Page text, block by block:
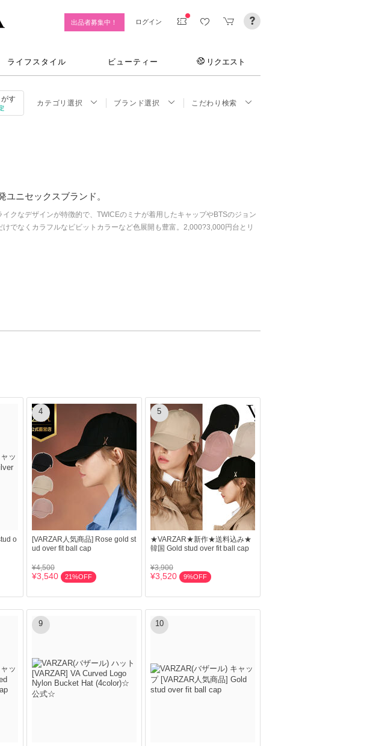
出品者募集中！ ログイン
ライフスタイル ビューティー リクエスト
す
カテゴリ選択 ブランド選択 こだわり検索
ニセックスブランド。
クなデザインが特徴的で、TWICEのミナが着用したキャップやBTSのジョン
でなくカラフルなビビットカラーなど色展開も豊富。2,000?3,000円台とリ
o
4
[VARZAR人気商品] Rose gold st
ud over fit ball cap
¥4,500
¥3,540 21%OFF
5
★VARZAR★新作★送料込み★
韓国 Gold stud over fit ball cap
¥3,900
¥3,520 9%OFF
9 10